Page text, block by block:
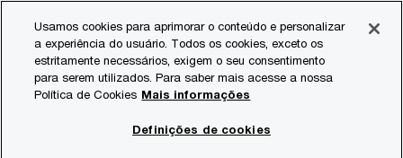
content
footer
Consultoria
OCP: a empresa que
Usamos cookies para aprimorar o conteúdo e personalizar
a experiência do usuário. Todos os cookies, exceto os
estritamente necessários, exigem o seu consentimento
para serem utilizados. Para saber mais acesse a nossa
Política de Cookies Mais informações
Definições de cookies